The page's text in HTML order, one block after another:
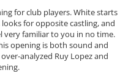
for club players. White starts
for opposite castling, and
very familiar to you in no time.
opening is both sound and
analyzed Ruy Lopez and